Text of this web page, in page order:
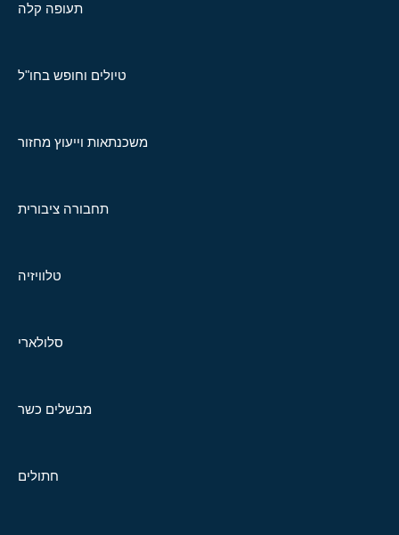
תעופה קלה
טיולים וחופש בחו"ל
משכנתאות וייעוץ מחזור
תחבורה ציבורית
טלוויזיה
סלולארי
מבשלים כשר
חתולים